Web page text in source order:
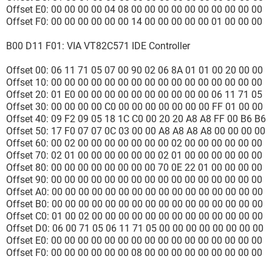
Offset E0: 00 00 00 00 04 08 00 00 00 00 00 00 00 00 00 00
Offset F0: 00 00 00 00 00 00 14 00 00 00 00 00 01 00 00 00
B00 D11 F01: VIA VT82C571 IDE Controller
Offset 00: 06 11 71 05 07 00 90 02 06 8A 01 01 00 20 00 00
Offset 10: 00 00 00 00 00 00 00 00 00 00 00 00 00 00 00 00
Offset 20: 01 E0 00 00 00 00 00 00 00 00 00 00 06 11 71 05
Offset 30: 00 00 00 00 C0 00 00 00 00 00 00 00 FF 01 00 00
Offset 40: 09 F2 09 05 18 1C C0 00 20 20 A8 A8 FF 00 B6 B6
Offset 50: 17 F0 07 07 0C 03 00 00 A8 A8 A8 A8 00 00 00 00
Offset 60: 00 02 00 00 00 00 00 00 00 02 00 00 00 00 00 00
Offset 70: 02 01 00 00 00 00 00 00 02 01 00 00 00 00 00 00
Offset 80: 00 00 00 00 00 00 00 00 70 0E 22 01 00 00 00 00
Offset 90: 00 00 00 00 00 00 00 00 00 00 00 00 00 00 00 00
Offset A0: 00 00 00 00 00 00 00 00 00 00 00 00 00 00 00 00
Offset B0: 00 00 00 00 00 00 00 00 00 00 00 00 00 00 00 00
Offset C0: 01 00 02 00 00 00 00 00 00 00 00 00 00 00 00 00
Offset D0: 06 00 71 05 06 11 71 05 00 00 00 00 00 00 00 00
Offset E0: 00 00 00 00 00 00 00 00 00 00 00 00 00 00 00 00
Offset F0: 00 00 00 00 00 00 08 00 00 00 00 00 00 00 00 00